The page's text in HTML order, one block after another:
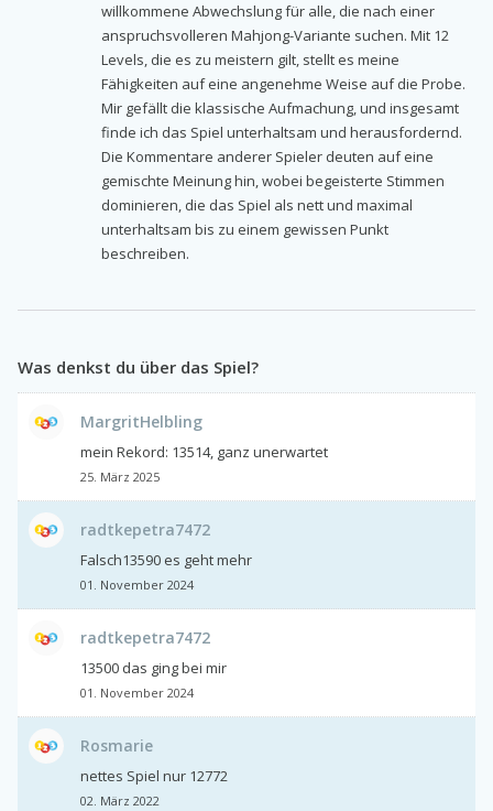
willkommene Abwechslung für alle, die nach einer
anspruchsvolleren Mahjong-Variante suchen. Mit 12
Levels, die es zu meistern gilt, stellt es meine
Fähigkeiten auf eine angenehme Weise auf die Probe.
Mir gefällt die klassische Aufmachung, und insgesamt
finde ich das Spiel unterhaltsam und herausfordernd.
Die Kommentare anderer Spieler deuten auf eine
gemischte Meinung hin, wobei begeisterte Stimmen
dominieren, die das Spiel als nett und maximal
unterhaltsam bis zu einem gewissen Punkt
beschreiben.
Was denkst du über das Spiel?
MargritHelbling
mein Rekord: 13514, ganz unerwartet
25. März 2025
radtkepetra7472
Falsch13590 es geht mehr
01. November 2024
radtkepetra7472
13500 das ging bei mir
01. November 2024
Rosmarie
nettes Spiel nur 12772
02. März 2022